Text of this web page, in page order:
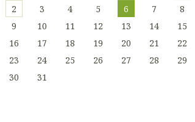
2
3 4 5 6 7
8
9
10 11 12 13 14
15
16
17 18 19 20 21
22
23
24 25 26 27 28
29
30
31